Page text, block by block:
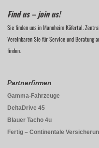
Find us – join us!
Sie finden uns in Mannheim Käfertal.
Vereinbaren Sie für Service und Beratung
finden.
Partnerfirmen
Gamma-Fahrzeuge
DeltaDrive 45
Blauer Tacho 4u
Fertig – Continentale